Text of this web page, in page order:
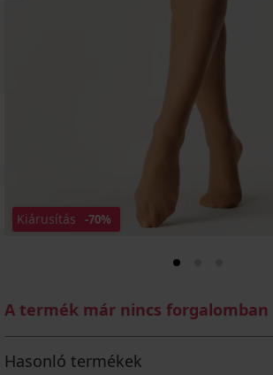
Kiárusítás -70%
A termék már nincs forgalomban
Hasonló termékek